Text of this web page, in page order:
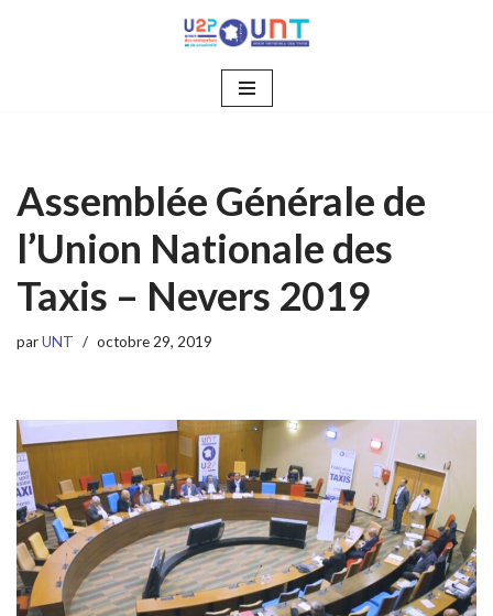
Assemblée Générale de
l’Union Nationale des
Taxis – Nevers 2019
parUNT octobre 29, 2019